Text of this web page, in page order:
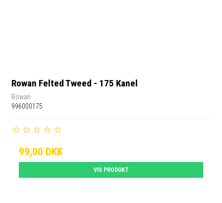
Rowan Felted Tweed - 175 Kanel
Rowan
996000175
99,00 DKK
VIS PRODUKT